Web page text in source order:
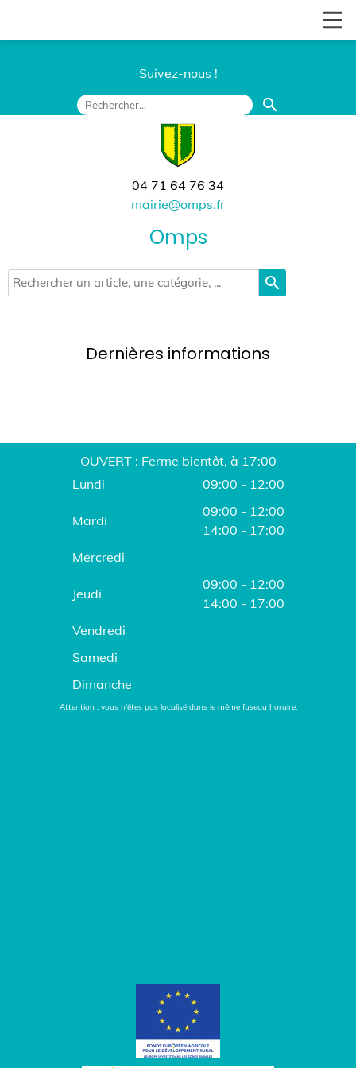
Suivez-nous !
search
04 71 64 76 34
mairie@omps.fr
Omps
search
Dernières informations
OUVERT : Ferme bientôt, à 17:00
Lundi
09:00 - 12:00
Mardi
09:00 - 12:00
14:00 - 17:00
Mercredi
Jeudi
09:00 - 12:00
14:00 - 17:00
Vendredi
Samedi
Dimanche
Attention : vous n'êtes pas localisé dans le même fuseau horaire.